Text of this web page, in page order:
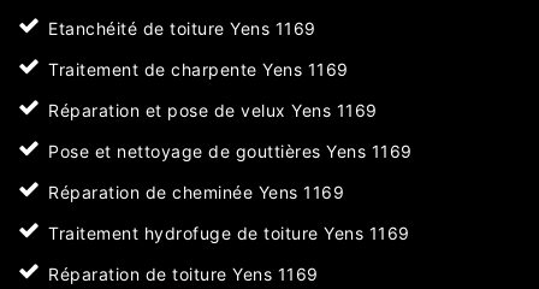
Etanchéité de toiture Yens 1169
Traitement de charpente Yens 1169
Réparation et pose de velux Yens 1169
Pose et nettoyage de gouttières Yens 1169
Réparation de cheminée Yens 1169
Traitement hydrofuge de toiture Yens 1169
Réparation de toiture Yens 1169